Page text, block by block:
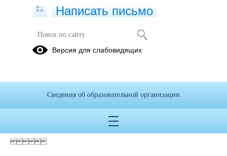
план фхд на 2024 от 15.01.2024г.
Опубликовано на сайте
5 февраля 2024
Написать письмо
Версия для слабовидящих
Сведения об образовательной организации